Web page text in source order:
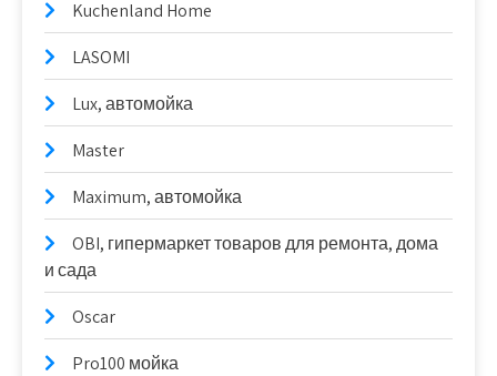
Kuchenland Home
LASOMI
Lux, автомойка
Master
Maximum, автомойка
OBI, гипермаркет товаров для ремонта, дома
и сада
Oscar
Pro100 мойка